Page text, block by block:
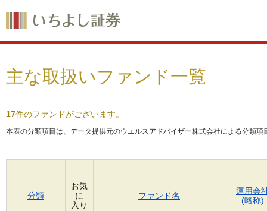
主な取扱いファンド一覧
17件のファンドがございます。
本表の分類項目は、データ提供元のウエルスアドバイザー株式会社による分類項
分類
お気
に
入り
ファンド名
運用会
(略称)